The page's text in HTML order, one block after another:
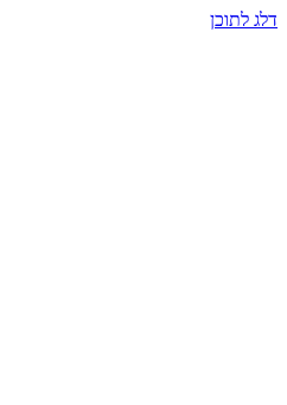
דלג לתוכן